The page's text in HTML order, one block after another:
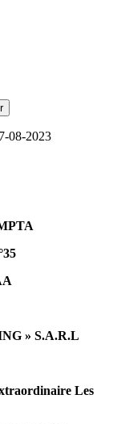
08-2023
» S.A.R.L
Les